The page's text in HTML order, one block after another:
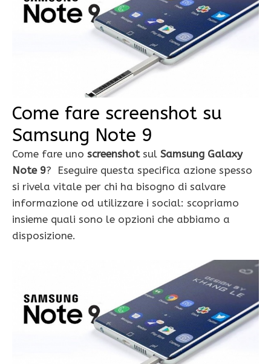
Come fare screenshot su
Samsung Note 9
Come fare uno screenshotsul Samsung Galaxy
Note 9? Eseguire questa specifica azione spesso
si rivela vitale per chi ha bisogno di salvare
informazione od utilizzare i social: scopriamo
insieme quali sono le opzioni che abbiamo a
disposizione.